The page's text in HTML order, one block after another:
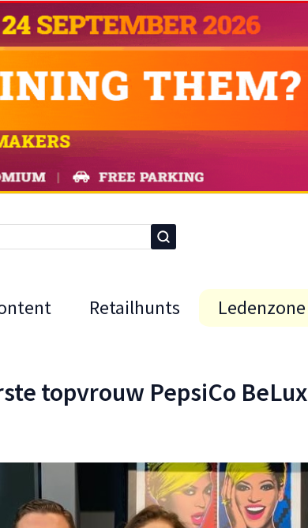
Retailhunts Ledenzone
topvrouw PepsiCo BeLux